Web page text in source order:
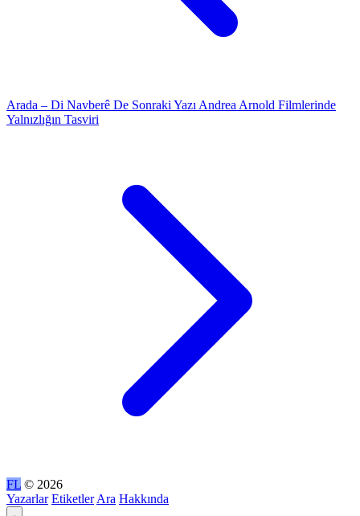
Arada – Di Navberê De Sonraki Yazı Andrea Arnold Filmlerinde
Yalnızlığın Tasviri
FL © 2026
Yazarlar Etiketler Ara Hakkında